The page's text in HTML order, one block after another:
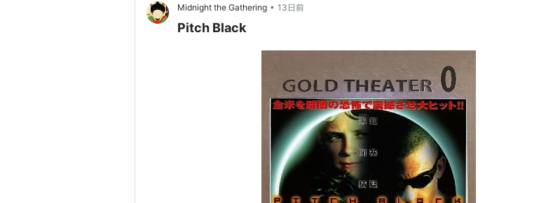
ガーディアンズ・オブ・ギャラクシー：リミックス
ワイルド・スピード ICE BREAK
（2017） 製作、出演
（2016） 出演
アイアン・ジャイアント シグネチャー・エディション（2015）＜未＞ 声の出演
ラスト・ウィッチ・ハンター（2016） 製作、出演
ワイルド・スピード SKY MISSION （2015） 製作、出演
ガーディアンズ・オブ・ギャラクシー（2014） 声の出演
リディック：ギャラクシー・バトル （2013） 製作、出演
ワイルド・スピード EURO MISSION（2013） 製作、出演
Midnight the Gathering • 13日前
Pitch Black